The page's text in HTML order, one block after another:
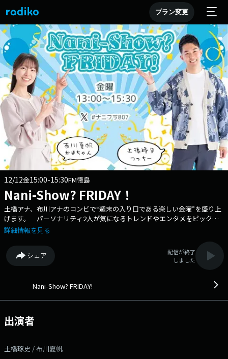
プラン変更
12/12金15:00-15:30FM徳島
Nani-Show? FRIDAY！
土橋アナ、布川アナのコンビで“週末の入り口である楽しい金曜”を盛り上
げます。 パーソナリティ2人が気になるトレンドやエンタメをピックア
ップ！ 週末は「何しょうーー？」と考えているあなたへ。 この番組
ていきます！ それでは参りましょう！合言葉は「Nani-Show？
FRIDAY！」 ▽15:00〜 【 Rock-On-Music 】 ナニフラオリジナルのミ
ュージックチャートを紹介します！ ▽15:10〜 【 なにしょ～ソングプ
ー（ボーカル） ✕ シンガーソングライター 浜端ヨウヘイ 音楽を楽
て徳島に“ずぶずぶの関係(笑)”となった浜端ヨウヘイさんをプロデューサ
ー(作曲・監督)として迎え、楽曲制作に挑戦中です♪ 現在、皆さんか
組内で流れる予定です！ ４月の音源公開を目指しています…! ご期待く
ださい♪ 番組Webサイト：https://fm807.jp/program/nanishow/ メ
詳細情報を見る
シェア
配信が終了
しました
Nani-Show? FRIDAY!
出演者
土橋琢史 / 布川夏帆